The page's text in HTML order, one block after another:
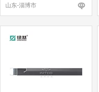
山东-淄博市